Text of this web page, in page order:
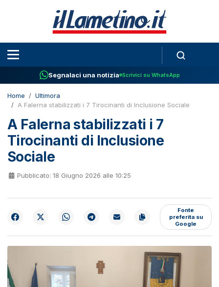
Segnalaci una notizia Scrivici su WhatsApp
Home
Ultimora
A Falerna stabilizzati i 7 Tirocinanti di Inclusione Sociale
A Falerna stabilizzati i 7
Tirocinanti di Inclusione
Sociale
Pubblicato: 18 Giugno 2026 alle 10:25
Fonte
preferita su
Google